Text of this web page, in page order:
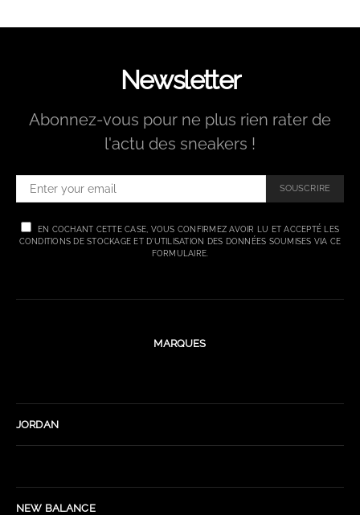
Newsletter
Abonnez-vous pour ne plus rien rater de
l'actu des sneakers !
SOUSCRIRE
EN COCHANT CETTE CASE, VOUS CONFIRMEZ AVOIR LU ET ACCEPTÉ LES
CONDITIONS DE STOCKAGE ET D'UTILISATION DES DONNÉES SOUMISES VIA CE
FORMULAIRE.
MARQUES
JORDAN
NEW BALANCE